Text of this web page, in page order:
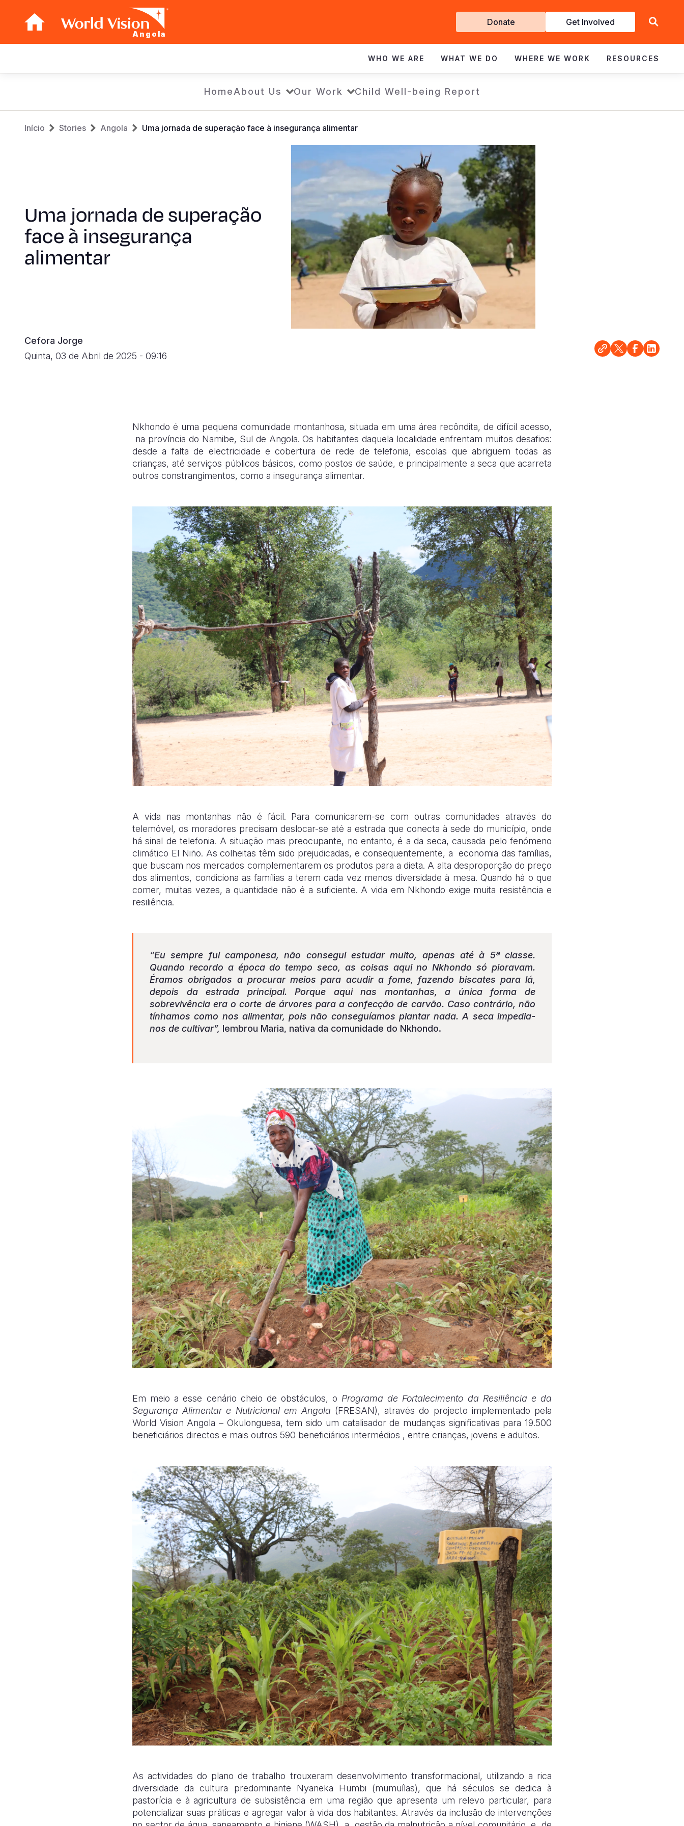
Angola
Get
Involved
Donate Get Involved
navigation
WHO WE ARE WHAT WE DO WHERE WE WORK RESOURCES
HomeAbout Us Our Work Child Well-being Report
Breadcrumb
Início Stories Angola Uma jornada de superação face à insegurança alimentar
Uma jornada de superação
face à insegurança
alimentar
Cefora Jorge
Quinta, 03 de Abril de 2025 - 09:16
Nkhondo é uma pequena comunidade montanhosa, situada em uma área recôndita, de difícil acesso,
na província do Namibe, Sul de Angola. Os habitantes daquela localidade enfrentam muitos desafios:
desde a falta de electricidade e cobertura de rede de telefonia, escolas que abriguem todas as
crianças, até serviços públicos básicos, como postos de saúde, e principalmente a seca que acarreta
outros constrangimentos, como a insegurança alimentar.
A vida nas montanhas não é fácil. Para comunicarem-se com outras comunidades através do
telemóvel, os moradores precisam deslocar-se até a estrada que conecta à sede do município, onde
há sinal de telefonia. A situação mais preocupante, no entanto, é a da seca, causada pelo fenómeno
climático El Niño. As colheitas têm sido prejudicadas, e consequentemente, a economia das famílias,
que buscam nos mercados complementarem os produtos para a dieta. A alta desproporção do preço
dos alimentos, condiciona as famílias a terem cada vez menos diversidade à mesa. Quando há o que
comer, muitas vezes, a quantidade não é a suficiente. A vida em Nkhondo exige muita resistência e
resiliência.
“Eu sempre fui camponesa, não consegui estudar muito, apenas até à 5ª classe.
Quando recordo a época do tempo seco, as coisas aqui no Nkhondo só pioravam.
Éramos obrigados a procurar meios para acudir a fome, fazendo biscates para lá,
depois da estrada principal. Porque aqui nas montanhas, a única forma de
sobrevivência era o corte de árvores para a confecção de carvão. Caso contrário, não
tínhamos como nos alimentar, pois não conseguíamos plantar nada. A seca impedia-
nos de cultivar”, lembrou Maria, nativa da comunidade do Nkhondo.
Em meio a esse cenário cheio de obstáculos, o Programa de Fortalecimento da Resiliência e da
Segurança Alimentar e Nutricional em Angola (FRESAN), através do projecto implementado pela
World Vision Angola – Okulonguesa, tem sido um catalisador de mudanças significativas para 19.500
beneficiários directos e mais outros 590 beneficiários intermédios , entre crianças, jovens e adultos.
As actividades do plano de trabalho trouxeram desenvolvimento transformacional, utilizando a rica
diversidade da cultura predominante Nyaneka Humbi (mumuílas), que há séculos se dedica à
pastorícia e à agricultura de subsistência em uma região que apresenta um relevo particular, para
potencializar suas práticas e agregar valor à vida dos habitantes. Através da inclusão de intervenções